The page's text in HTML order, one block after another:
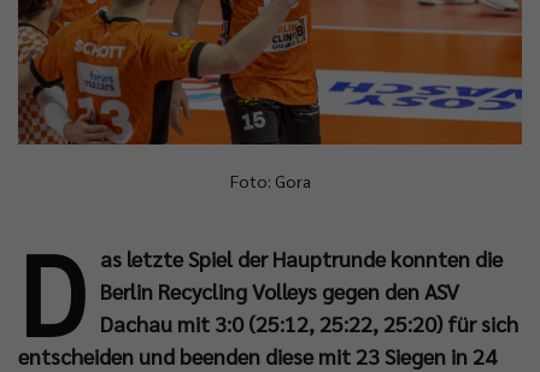
Foto: Gora
D as letzte Spiel der Hauptrunde konnten die
Berlin Recycling Volleys gegen den ASV
Dachau mit 3:0 (25:12, 25:22, 25:20) für sich
entscheiden und beenden diese mit 23 Siegen in 24